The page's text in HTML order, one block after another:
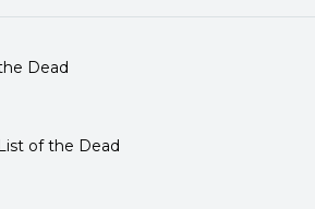
Dead
of the Dead